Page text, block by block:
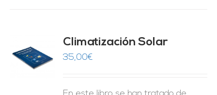
Climatización Solar
35,00€